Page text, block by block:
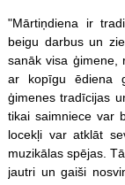
"Mārtiņdiena ir
beigu darbus un
sanāk visa ģimene,
ar kopīgu ēdiena
ģimenes tradīcijas
tikai saimniece var
locekļi var atklāt
muzikālas spējas.
jautri un gaiši